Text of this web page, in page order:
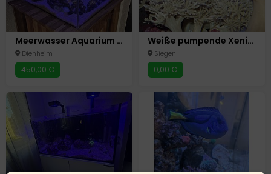
Meerwasser Aquarium Shallow Reef
Dienheim
450,00 €
Weiße pumpende Xenia Weichkorallen kostenlos
Siegen
0,00 €